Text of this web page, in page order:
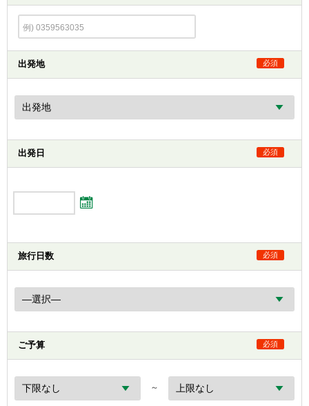
出発地 必須
出発日 必須
旅行日数 必須
ご予算 必須
～